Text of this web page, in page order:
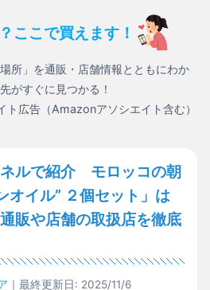
ここで買えます！
所」を通販・店舗情報とともにわか
がすぐに見つかる！
ト広告（Amazonアソシエイト含む）
ネルで紹介 モロッコの朝
オイル” ２個セット」は
販や店舗の取扱店を徹底
｜最終更新日: 2025/11/6